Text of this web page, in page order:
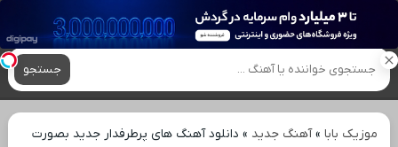
آهنگ های جدید
جستجو
موزیک بابا»آهنگ جدید » دانلود آهنگ های پرطرفدار جدید بصورت